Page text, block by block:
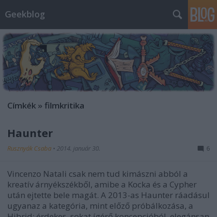
Geekblog
Címkék » filmkritika
Haunter
Rusznyák Csaba • 2014. január 30. 6
Vincenzo Natali csak nem tud kimászni abból a
kreatív árnyékszékből, amibe a Kocka és a Cypher
után ejtette bele magát. A 2013-as Haunter ráadásul
ugyanaz a kategória, mint előző próbálkozása, a